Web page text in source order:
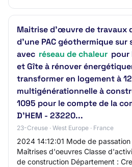
Maitrise d’œuvre de travaux
d’une PAC géothermique
avec réseau de chaleur pour
et Gîte à rénover
transformer en logement à
multigénérationnelle à
1095 pour le compte de la
D'HEM - 23220...
23-Creuse · West Europe · France
2024 14:12:01 Mode de
Maîtrises d'oeuvres Classe
de construction Département :